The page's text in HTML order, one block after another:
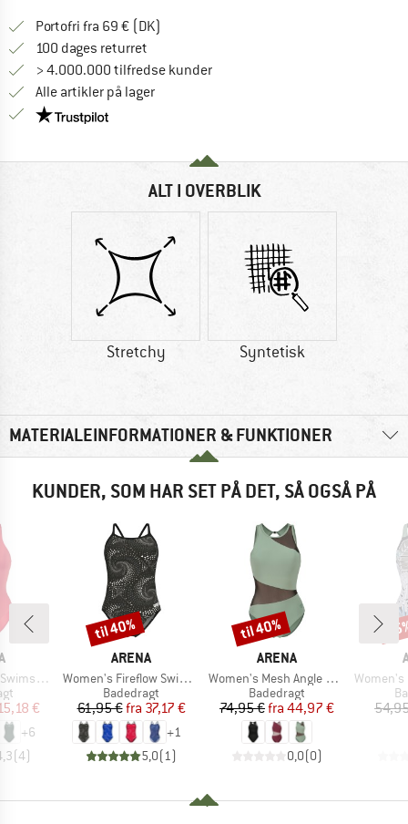
Portofri fra 69 € (DK)
100 dages returret
> 4.000.000 tilfredse kunder
Alle artikler på lager
Vi er Trustpilot-certificeret - oplysningerne får du
ALT I OVERBLIK
Stretchy Syntetisk
MATERIALEINFORMATIONER & FUNKTIONER
KUNDER, SOM HAR SET PÅ DET, SÅ OGSÅ PÅ
Pro Solid
pris
€
+6
(4)
MÆRKE
ARENA
Artikel
Women's Fireflow Swimsuit Lightdrop Back
Produktgruppe
Badedragt
Pris
61,95 € Nedsat pris
fra 37,17 €
+1
5,0( 1)
Rabat
til 40%
MÆRKE
ARENA
Artikel
Women's Mesh Angle Swimsuit Vent Back B
Produktgruppe
Badedragt
Pris
74,95 € Nedsat pris
fra 44,97 €
0,0(0)
Rabat
til 40%
Artikel
Women's Forest